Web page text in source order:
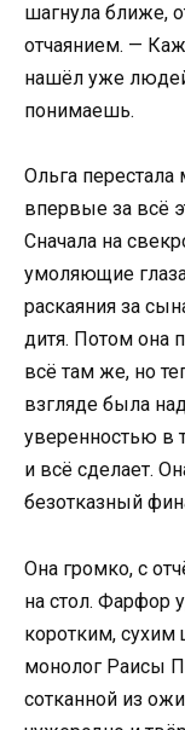
шагнула ближе,
отчаянием. —
нашёл уже
понимаешь.
Ольга перестала
впервые за всё
Сначала на
умоляющие
раскаяния за
дитя. Потом она
всё там же, но
взгляде была
уверенностью в
и всё сделает.
безотказный
Она громко, с
на стол. Фарфор
коротким,
монолог Раисы
сотканной из